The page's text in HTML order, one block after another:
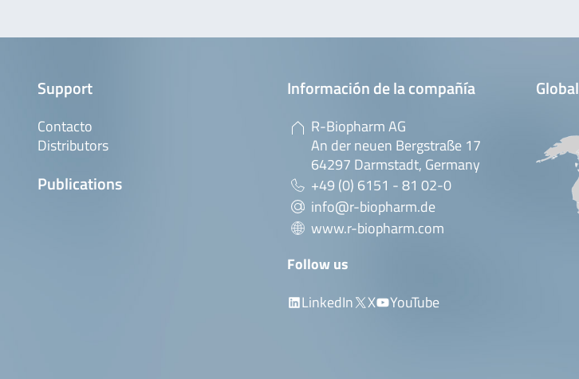
Support
Contacto
Distributors
Publications
Información de la compañía
R-Biopharm AG
An der neuen Bergstraße 17
64297 Darmstadt, Germany
+49 (0) 6151 - 81 02-0
info@r-biopharm.de
www.r-biopharm.com
Follow us
LinkedIn
X YouTube
Global